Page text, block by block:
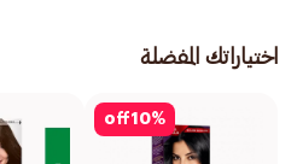
اختياراتك المفضلة
10%
off